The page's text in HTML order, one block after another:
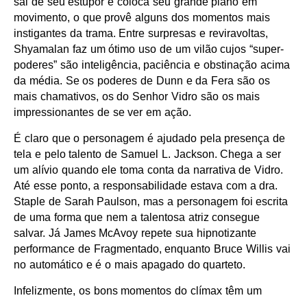
movimento, o que provê alguns dos momentos mais
instigantes da trama. Entre surpresas e reviravoltas,
Shyamalan faz um ótimo uso de um vilão cujos “super-
poderes” são inteligência, paciência e obstinação acima
da média. Se os poderes de Dunn e da Fera são os
mais chamativos, os do Senhor Vidro são os mais
impressionantes de se ver em ação.
É claro que o personagem é ajudado pela presença de
tela e pelo talento de Samuel L. Jackson. Chega a ser
um alívio quando ele toma conta da narrativa de Vidro.
Até esse ponto, a responsabilidade estava com a dra.
Staple de Sarah Paulson, mas a personagem foi escrita
de uma forma que nem a talentosa atriz consegue
salvar. Já James McAvoy repete sua hipnotizante
performance de Fragmentado, enquanto Bruce Willis vai
no automático e é o mais apagado do quarteto.
Infelizmente, os bons momentos do clímax têm um